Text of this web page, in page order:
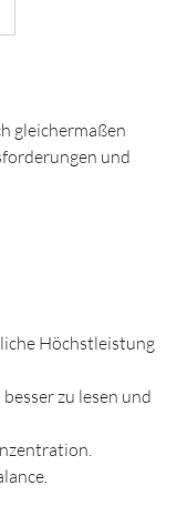
gleichermaßen
und
Höchstleistung
zu lesen und